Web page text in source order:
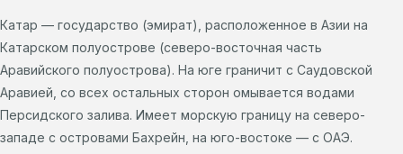
Катар — государство (эмират), расположенное в Азии на
Катарском полуострове (северо-восточная часть
Аравийского полуострова). На юге граничит с Саудовской
Аравией, со всех остальных сторон омывается водами
Персидского залива. Имеет морскую границу на северо-
западе с островами Бахрейн, на юго-востоке — с ОАЭ.